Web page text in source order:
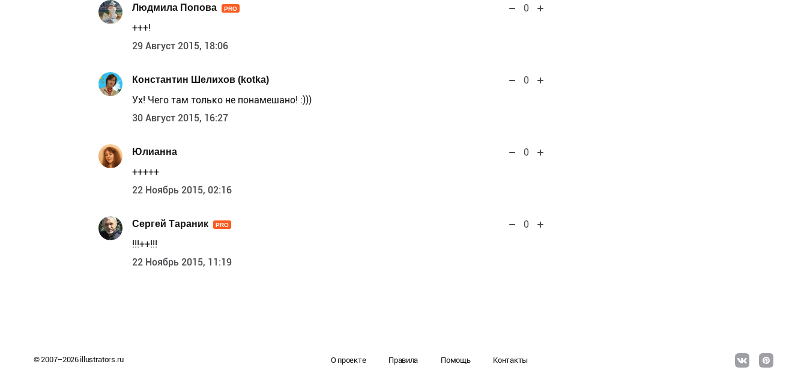
Людмила Попова PRO
0
+++!
29 Август 2015, 18:06
Константин Шелихов (kotka)
0
Ух! Чего там только не понамешано! :)))
30 Август 2015, 16:27
Юлианна
0
+++++
22 Ноябрь 2015, 02:16
Сергей Тараник PRO
0
!!!++!!!
22 Ноябрь 2015, 11:19
© 2007–2026illustrators.ru О проекте Правила Помощь Контакты